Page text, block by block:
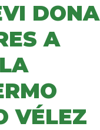
DONA
A
VÉLEZ